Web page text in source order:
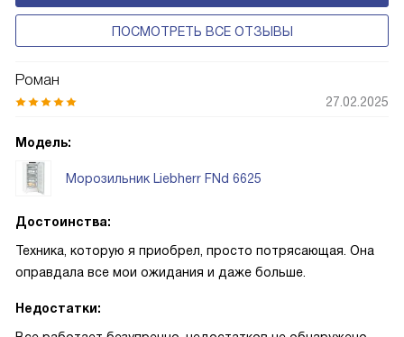
ПОСМОТРЕТЬ ВСЕ ОТЗЫВЫ
Роман
27.02.2025
Модель:
Морозильник Liebherr FNd 6625
Достоинства:
Техника, которую я приобрел, просто потрясающая. Она
оправдала все мои ожидания и даже больше.
Недостатки: